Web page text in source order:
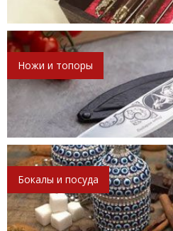
Ножи и топоры
Бокалы и посуда